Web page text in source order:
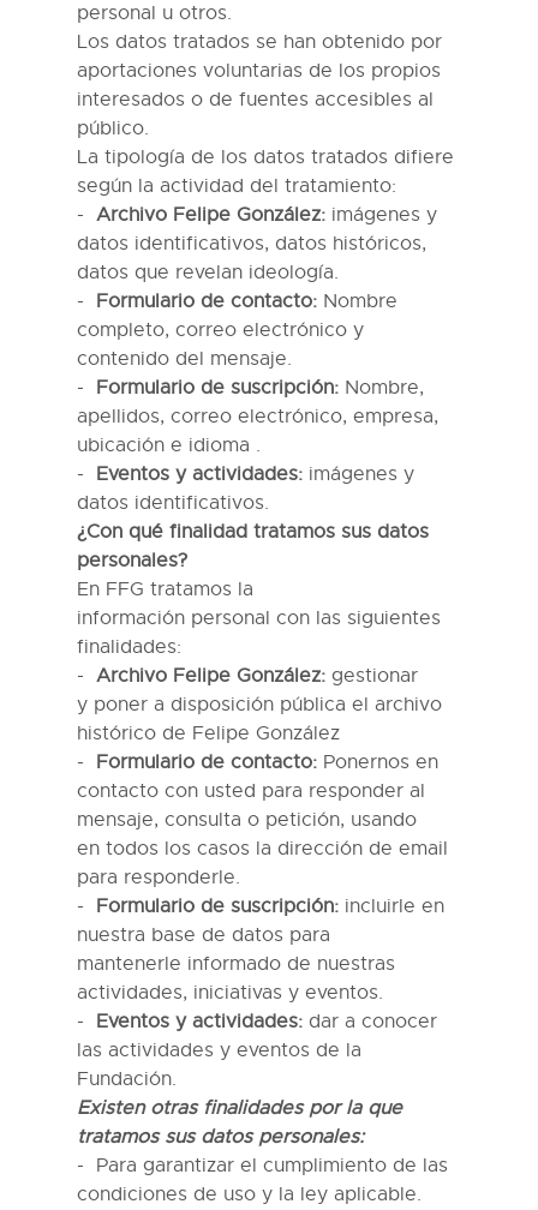
personal u otros.
Los datos tratados se han obtenido por
aportaciones voluntarias de los propios
interesados o de fuentes accesibles al
público.
La tipología de los datos tratados difiere
según la actividad del tratamiento:
Archivo Felipe González: imágenes y
datos identificativos, datos históricos,
datos que revelan ideología.
Formulario de contacto: Nombre
completo, correo electrónico y
contenido del mensaje.
Formulario de suscripción: Nombre,
apellidos, correo electrónico, empresa,
ubicación e idioma .
Eventos y actividades: imágenes y
datos identificativos.
¿Con qué finalidad tratamos sus datos
personales?
En FFG tratamos la
información personal con las siguientes
finalidades:
Archivo Felipe González: gestionar
y poner a disposición pública el archivo
histórico de Felipe González
Formulario de contacto: Ponernos en
contacto con usted para responder al
mensaje, consulta o petición, usando
en todos los casos la dirección de email
para responderle.
Formulario de suscripción: incluirle en
nuestra base de datos para
mantenerle informado de nuestras
actividades, iniciativas y eventos.
Eventos y actividades: dar a conocer
las actividades y eventos de la
Fundación.
Existen otras finalidades por la que
tratamos sus datos personales:
Para garantizar el cumplimiento de las
condiciones de uso y la ley aplicable.